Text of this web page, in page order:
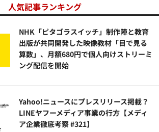
人気記事ランキング
NHK「ピタゴラスイッチ」制作陣と教育
出版が共同開発した映像教材「目で見る
算数」、月額680円で個人向けストリーミ
ング配信を開始
Yahoo!ニュースにプレスリリース掲載？
LINEヤフーメディア事業の行方【メディ
ア企業徹底考察 #321】